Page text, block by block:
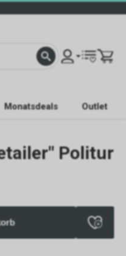
Monatsdeals Outlet
Politur